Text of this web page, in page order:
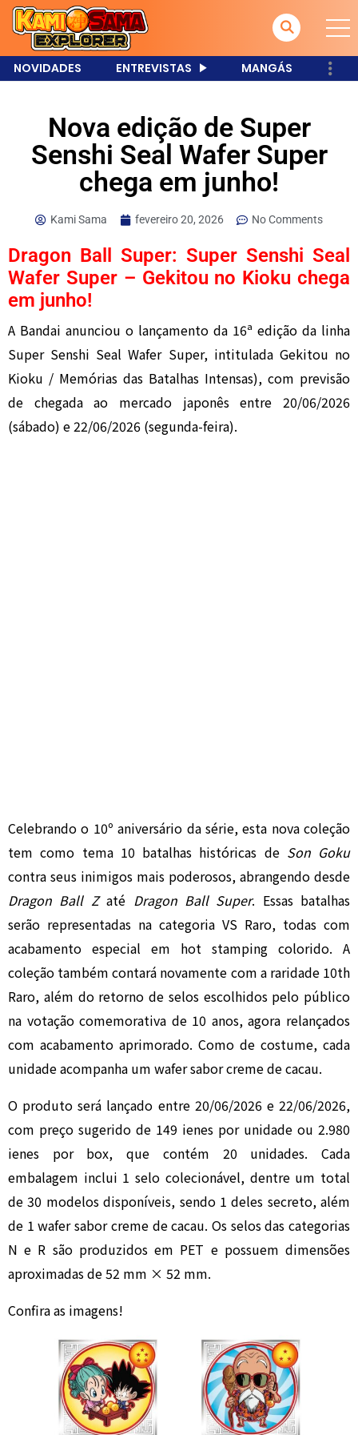
NOVIDADES ENTREVISTAS MANGÁS
Nova edição de Super
Senshi Seal Wafer Super
chega em junho!
Kami Sama fevereiro 20, 2026 No Comments
Dragon Ball Super: Super Senshi Seal
Wafer Super – Gekitou no Kioku chega
em junho!
A Bandai anunciou o lançamento da 16ª edição da linha
Super Senshi Seal Wafer Super, intitulada Gekitou no
Kioku / Memórias das Batalhas Intensas), com previsão
de chegada ao mercado japonês entre 20/06/2026
(sábado) e 22/06/2026 (segunda-feira).
Celebrando o 10º aniversário da série, esta nova coleção
tem como tema 10 batalhas históricas de Son Goku
contra seus inimigos mais poderosos, abrangendo desde
Dragon Ball Zaté Dragon Ball Super. Essas batalhas
serão representadas na categoria VS Raro, todas com
acabamento especial em hot stamping colorido. A
coleção também contará novamente com a raridade 10th
Raro, além do retorno de selos escolhidos pelo público
na votação comemorativa de 10 anos, agora relançados
com acabamento aprimorado. Como de costume, cada
unidade acompanha um wafer sabor creme de cacau.
O produto será lançado entre 20/06/2026 e 22/06/2026,
com preço sugerido de 149 ienes por unidade ou 2.980
ienes por box, que contém 20 unidades. Cada
embalagem inclui 1 selo colecionável, dentre um total
de 30 modelos disponíveis, sendo 1 deles secreto, além
de 1 wafer sabor creme de cacau. Os selos das categorias
N e R são produzidos em PET e possuem dimensões
aproximadas de 52 mm × 52 mm.
Confira as imagens!